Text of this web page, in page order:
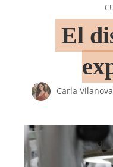
El
Carla Vilanova